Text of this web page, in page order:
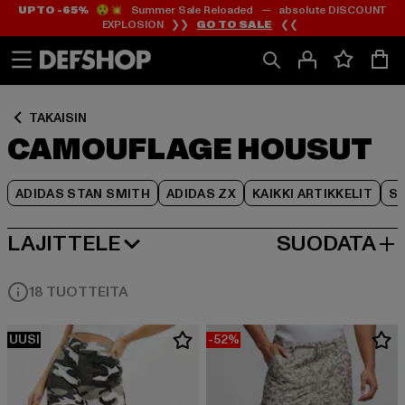
Siirry
Sisältö
Siirry
Footer
UP TO -65%😲💥 Summer Sale Reloaded — absolute DISCOUNT
EXPLOSION ❯❯ GO TO SALE ❮❮
TAKAISIN
CAMOUFLAGE HOUSUT
ADIDAS STAN SMITH ADIDAS ZX KAIKKI ARTIKKELIT
Siirry
Tuoteruudukko
LAJITTELE
SUOSITUIMMAT SUODATA
18 TUOTTEITA
UUSI -52%